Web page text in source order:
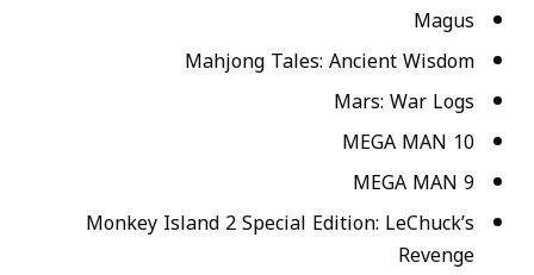
Magus
Mahjong Tales: Ancient Wisdom
Mars: War Logs
MEGA MAN 10
MEGA MAN 9
Monkey Island 2 Special Edition: LeChuck’s
Revenge